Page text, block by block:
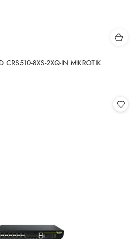
CRS510-8XS-2XQ-IN MIKROTIK